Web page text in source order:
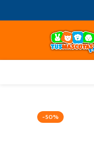
-50%